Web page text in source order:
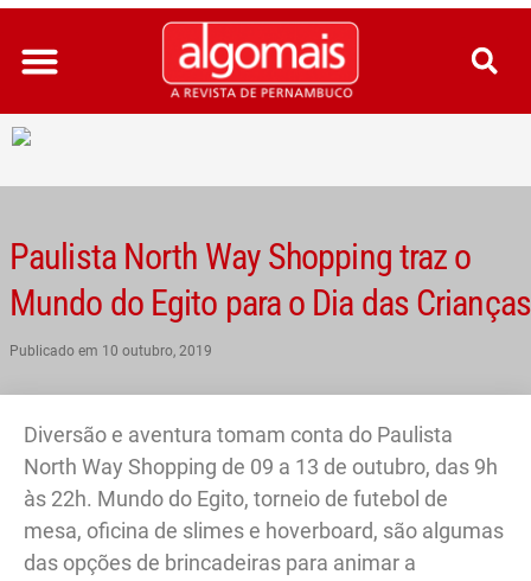
Ir
para
conteúdo
Paulista North Way Shopping traz o
Mundo do Egito para o Dia das Crianças
Publicado em 10 outubro, 2019
Diversão e aventura tomam conta do Paulista
North Way Shopping de 09 a 13 de outubro, das 9h
às 22h. Mundo do Egito, torneio de futebol de
mesa, oficina de slimes e hoverboard, são algumas
das opções de brincadeiras para animar a